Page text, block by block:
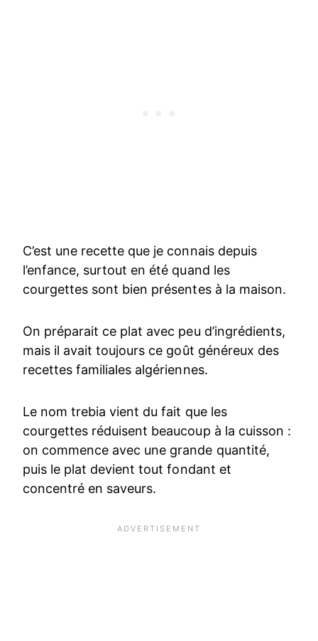
C’est une recette que je connais depuis
l’enfance, surtout en été quand les
courgettes sont bien présentes à la maison.
On préparait ce plat avec peu d’ingrédients,
mais il avait toujours ce goût généreux des
recettes familiales algériennes.
Le nom trebia vient du fait que les
courgettes réduisent beaucoup à la cuisson :
on commence avec une grande quantité,
puis le plat devient tout fondant et
concentré en saveurs.